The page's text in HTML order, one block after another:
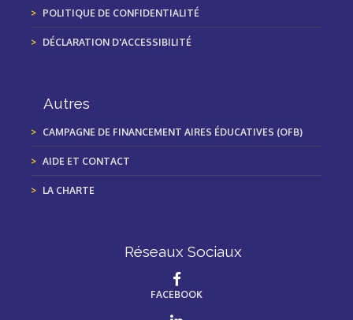
POLITIQUE DE CONFIDENTIALITÉ
DÉCLARATION D'ACCESSIBILITÉ
Autres
CAMPAGNE DE FINANCEMENT AIRES ÉDUCATIVES (OFB)
AIDE ET CONTACT
LA CHARTE
Réseaux Sociaux
FACEBOOK